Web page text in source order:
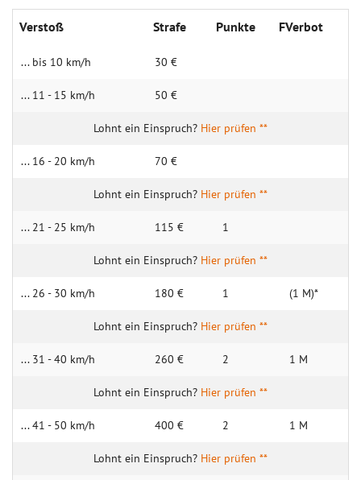
Verstoß Strafe Punkte FVerbot
... bis 10 km/h 30 €
... 11 - 15 km/h 50 €
Hier prüfen **
... 16 - 20 km/h 70 €
Hier prüfen **
... 21 - 25 km/h 115 € 1
Hier prüfen **
... 26 - 30 km/h 180 € 1 (1 M)*
Hier prüfen **
... 31 - 40 km/h 260 € 2 1 M
Hier prüfen **
... 41 - 50 km/h 400 € 2 1 M
Hier prüfen **